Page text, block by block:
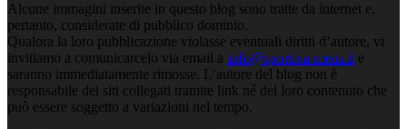
Alcune immagini inserite in questo blog sono tratte da internet e,
pertanto, considerate di pubblico dominio.
Qualora la loro pubblicazione violasse eventuali diritti d’autore, vi
invitiamo a comunicarcelo via email a info@sportiva-mens.it e
saranno immediatamente rimosse. L’autore del blog non è
responsabile dei siti collegati tramite link né del loro contenuto che
può essere soggetto a variazioni nel tempo.